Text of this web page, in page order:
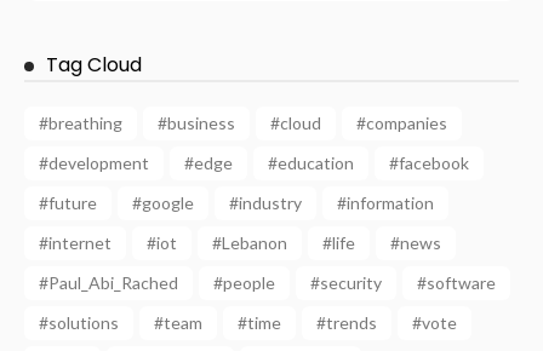
Tag Cloud
#breathing #business #cloud
#companies
#development
#edge #education
#facebook
#future
#google #industry
#information
#internet
#iot #Lebanon #life
#news
#Paul_Abi_Rached
#people #security
#software
#solutions
#team #time #trends
#vote